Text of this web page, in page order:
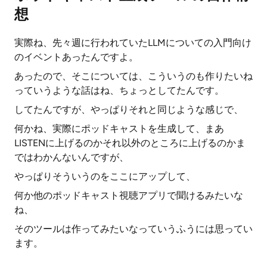
想
実際ね、先々週に行われていたLLMについての入門向け
のイベントあったんですよ。
あったので、そこについては、こういうのも作りたいね
っていうような話はね、ちょっとしてたんです。
してたんですが、やっぱりそれと同じような感じで、
何かね、実際にポッドキャストを生成して、まあ
LISTENに上げるのかそれ以外のところに上げるのかま
ではわかんないんですが、
やっぱりそういうのをここにアップして、
何か他のポッドキャスト視聴アプリで聞けるみたいな
ね、
そのツールは作ってみたいなっていうふうには思ってい
ます。